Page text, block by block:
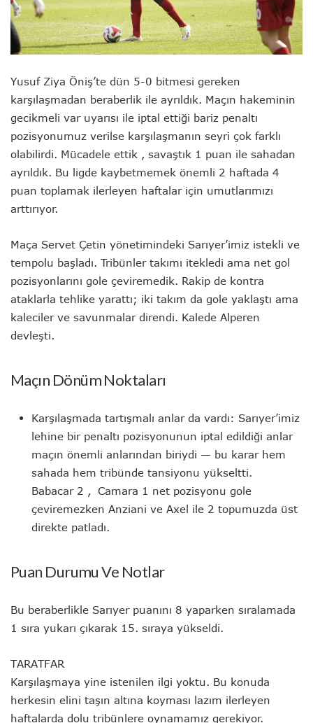
Yusuf Ziya Öniş’te dün 5-0 bitmesi gereken
karşılaşmadan beraberlik ile ayrıldık. Maçın hakeminin
gecikmeli var uyarısı ile iptal ettiği bariz penaltı
pozisyonumuz verilse karşılaşmanın seyri çok farklı
olabilirdi. Mücadele ettik , savaştık 1 puan ile sahadan
ayrıldık. Bu ligde kaybetmemek önemli 2 haftada 4
puan toplamak ilerleyen haftalar için umutlarımızı
arttırıyor.
Maça Servet Çetin yönetimindeki Sarıyer’imiz istekli ve
tempolu başladı. Tribünler takımı itekledi ama net gol
pozisyonlarını gole çeviremedik. Rakip de kontra
ataklarla tehlike yarattı; iki takım da gole yaklaştı ama
kaleciler ve savunmalar direndi. Kalede Alperen
devleşti.
Maçın Dönüm Noktaları
Karşılaşmada tartışmalı anlar da vardı: Sarıyer’imiz
lehine bir penaltı pozisyonunun iptal edildiği anlar
maçın önemli anlarından biriydi — bu karar hem
sahada hem tribünde tansiyonu yükseltti.
Babacar 2 , Camara 1 net pozisyonu gole
çeviremezken Anziani ve Axel ile 2 topumuzda üst
direkte patladı.
Puan Durumu Ve Notlar
Bu beraberlikle Sarıyer puanını 8 yaparken sıralamada
1 sıra yukarı çıkarak 15. sıraya yükseldi.
TARATFAR
Karşılaşmaya yine istenilen ilgi yoktu. Bu konuda
herkesin elini taşın altına koyması lazım ilerleyen
haftalarda dolu tribünlere oynamamız gerekiyor.